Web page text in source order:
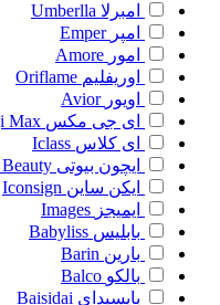
امبرلا Umberlla
امپر Emper
امور Amore
اوریفلیم Oriflame
اویور Avior
ای جی مکس Max
ای کلاس Iclass
ایچون بیوتی
ایکن ساین Iconsign
ایمیجز Images
بابلیس Babyliss
بارین Barin
بالکو Balco
بایسیدای Baisidai